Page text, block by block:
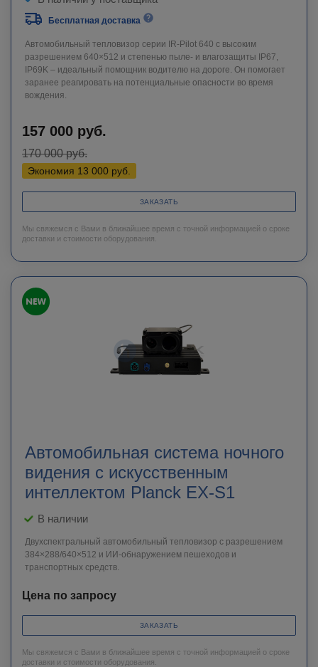
Бесплатная доставка
Автомобильный тепловизор серии IR-Pilot 640 с высоким
разрешением 640×512 и степенью пыле- и влагозащиты IP67,
IP69K – идеальный помощник водителю на дороге. Он помогает
заранее реагировать на потенциальные опасности во время
вождения.
157 000 руб.
170 000руб.
Экономия 13 000 руб.
ЗАКАЗАТЬ
Мы свяжемся с Вами в ближайшее время с точной информацией о сроке
доставки и стоимости оборудования.
Автомобильная система ночного
видения с искусственным
интеллектом Planck EX-S1
В наличии
Двухспектральный автомобильный тепловизор с разрешением
384×288/640×512 и ИИ-обнаружением пешеходов и
транспортных средств.
Цена по запросу
ЗАКАЗАТЬ
Мы свяжемся с Вами в ближайшее время с точной информацией о сроке
доставки и стоимости оборудования.